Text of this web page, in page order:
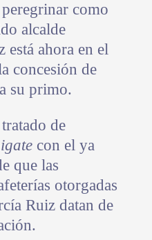
como
alcalde
está ahora en el
concesión de
su primo.
de
con el ya
que las
otorgadas
Ruiz datan de